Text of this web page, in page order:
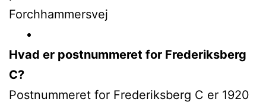
Forchhammersvej
Hvad er postnummeret for Frederiksberg
C?
Postnummeret for Frederiksberg C er 1920